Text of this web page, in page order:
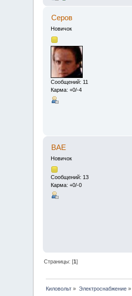
Серов
Новичок
Сообщений: 11
Карма: +0/-4
BAE
Новичок
Сообщений: 13
Карма: +0/-0
Страницы: [1]
Киловольт » Электроснабжение»